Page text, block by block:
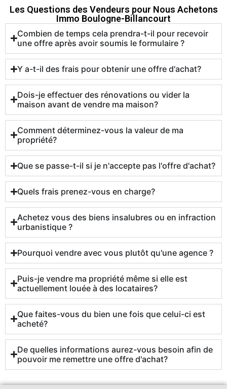
Les Questions des Vendeurs pour Nous Achetons
Immo Boulogne-Billancourt
Combien de temps cela prendra-t-il pour recevoir
une offre après avoir soumis le formulaire ?
Y a-t-il des frais pour obtenir une offre d'achat?
Dois-je effectuer des rénovations ou vider la
maison avant de vendre ma maison?
Comment déterminez-vous la valeur de ma
propriété?
Que se passe-t-il si je n'accepte pas l'offre d'achat?
Quels frais prenez-vous en charge?
Achetez vous des biens insalubres ou en infraction
urbanistique ?
Pourquoi vendre avec vous plutôt qu'une agence ?
Puis-je vendre ma propriété même si elle est
actuellement louée à des locataires?
Que faites-vous du bien une fois que celui-ci est
acheté?
De quelles informations aurez-vous besoin afin de
pouvoir me remettre une offre d'achat?